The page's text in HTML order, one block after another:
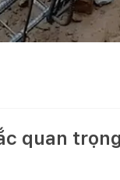
quan